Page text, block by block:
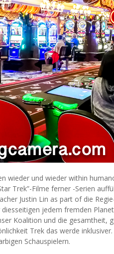
wieder und wieder within
Trek”-Filme ferner -Serien
Justin Lin as part of die
jedem fremden
Koalition und die
Trek das werde
Schauspielern.